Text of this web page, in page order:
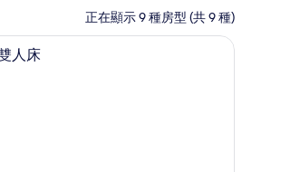
正在顯示 9 種房型 (共 9 種)
經典客房, 1 張標準雙人床 | 房內夾萬、書桌、
人床